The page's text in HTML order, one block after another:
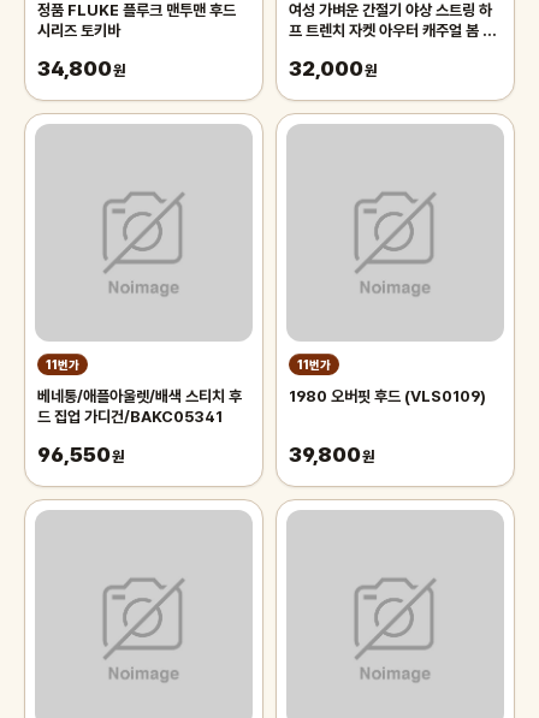
정품 FLUKE 플루크 맨투맨 후드
시리즈 토키바
34,800원
여성 가벼운 간절기 야상 스트링 하
프 트렌치 자켓 아우터 캐주얼 봄 점
32,000원
11번가
베네통/애플아울렛/배색 스티치 후
드 집업 가디건/BAKC05341
96,550원
11번가
1980 오버핏 후드 (VLS0109)
39,800원